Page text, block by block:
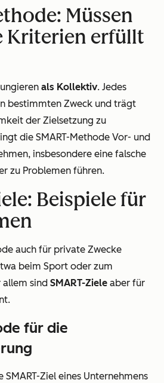
Müssen
Kriterien erfüllt
als Kollektiv. Jedes
bestimmten Zweck und trägt
der Zielsetzung zu
die SMART-Methode Vor- und
insbesondere eine falsche
zu Problemen führen.
Beispiele für
auch für private Zwecke
beim Sport oder zum
sind SMART-Ziele aber für
für die
SMART-Ziel eines Unternehmens